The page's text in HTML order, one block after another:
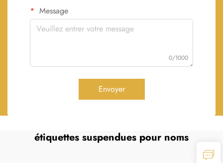
Message
0/1000
Envoyer
étiquettes suspendues pour noms